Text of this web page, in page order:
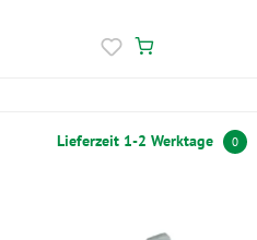
Lieferzeit 1-2 Werktage 0